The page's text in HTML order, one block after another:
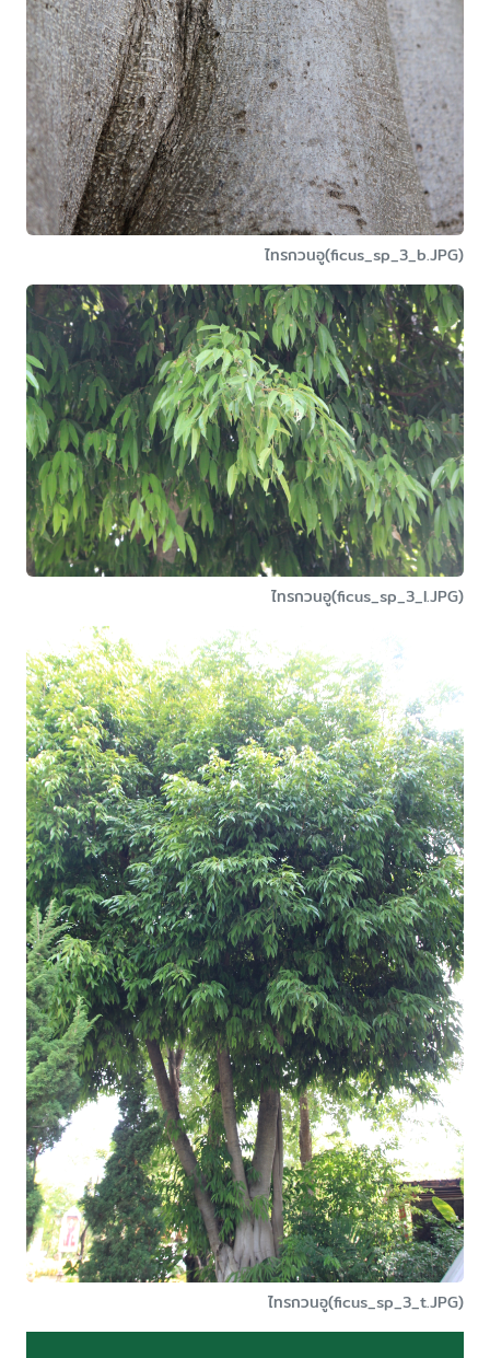
ไทรกวนอู(ficus_sp_3_b.JPG)
ไทรกวนอู(ficus_sp_3_l.JPG)
ไทรกวนอู(ficus_sp_3_t.JPG)